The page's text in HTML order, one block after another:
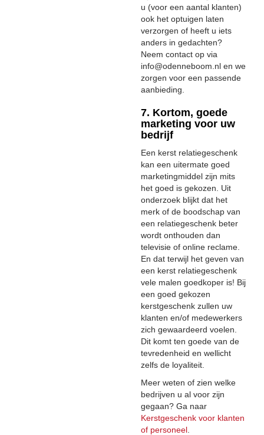
u (voor een aantal klanten)
ook het optuigen laten
verzorgen of heeft u iets
anders in gedachten?
Neem contact op via
info@odenneboom.nl en we
zorgen voor een passende
aanbieding.
7. Kortom, goede
marketing voor uw
bedrijf
Een kerst relatiegeschenk
kan een uitermate goed
marketingmiddel zijn mits
het goed is gekozen. Uit
onderzoek blijkt dat het
merk of de boodschap van
een relatiegeschenk beter
wordt onthouden dan
televisie of online reclame.
En dat terwijl het geven van
een kerst relatiegeschenk
vele malen goedkoper is! Bij
een goed gekozen
kerstgeschenk zullen uw
klanten en/of medewerkers
zich gewaardeerd voelen.
Dit komt ten goede van de
tevredenheid en wellicht
zelfs de loyaliteit.
Meer weten of zien welke
bedrijven u al voor zijn
gegaan? Ga naar
Kerstgeschenk voor klanten
of personeel